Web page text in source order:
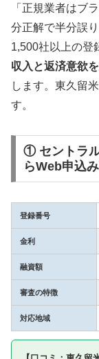
「正規業者はブ
分正解で半分誤
1,500社以上の登
収入と返済意欲
します。東久留
す。
① セントラ
らWeb申込
登録番号
金利
融資額
審査の特徴
対応地域